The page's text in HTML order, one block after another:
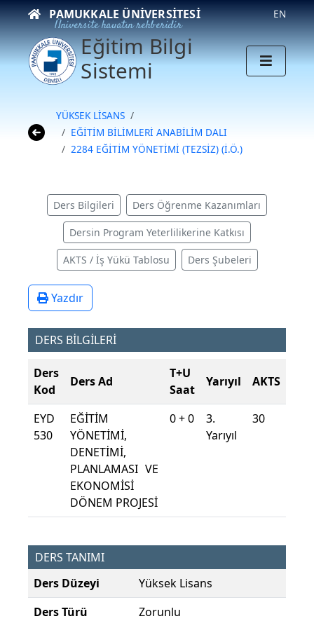
PAMUKKALE ÜNIVERSITESI
Üniversite hayatın rehberidir
EN
Eğitim Bilgi
Sistemi
YÜKSEK LİSANS
EĞİTİM BİLİMLERİ ANABİLİM DALI
2284 EĞİTİM YÖNETİMİ (TEZSİZ) (İ.Ö.)
Ders Bilgileri Ders Öğrenme Kazanımları
Dersin Program Yeterlilikerine Katkısı
AKTS / İş Yükü Tablosu Ders Şubeleri
Yazdır
DERS BİLGİLERİ
Ders
Kod
Ders Ad
T+U
Saat
Yarıyıl AKTS
EYD
530
EĞİTİM
YÖNETİMİ,
DENETİMİ,
PLANLAMASI VE
EKONOMİSİ
DÖNEM PROJESİ
0 + 0
3.
Yarıyıl
30
DERS TANIMI
Ders Düzeyi
Yüksek Lisans
Ders Türü
Zorunlu